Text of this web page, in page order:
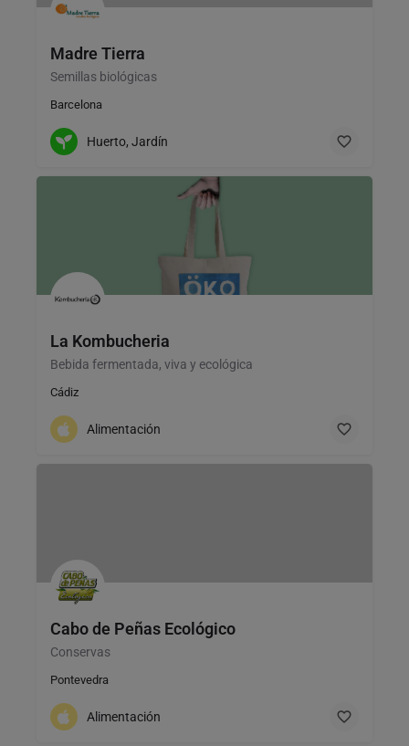
Madre Tierra
Semillas biológicas
Barcelona
Huerto, Jardín
La Kombucheria
Bebida fermentada, viva y ecológica
Cádiz
Alimentación
Cabo de Peñas Ecológico
Conservas
Pontevedra
Alimentación